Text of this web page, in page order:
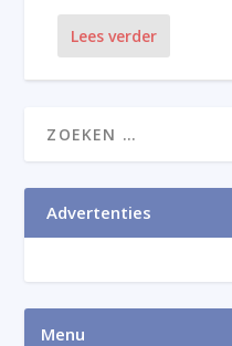
Lees verder
Advertenties
Menu